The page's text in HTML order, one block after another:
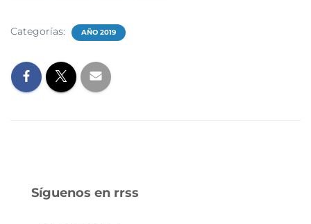
Categorías: AÑO 2019
Síguenos en rrss